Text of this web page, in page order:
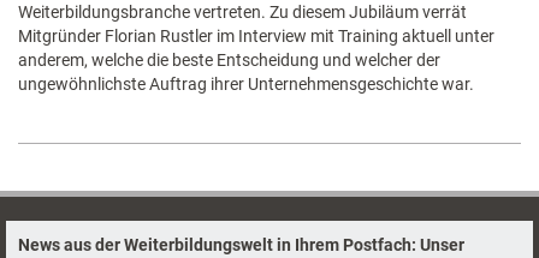
Weiterbildungsbranche vertreten. Zu diesem Jubiläum verrät
Mitgründer Florian Rustler im Interview mit Training aktuell unter
anderem, welche die beste Entscheidung und welcher der
ungewöhnlichste Auftrag ihrer Unternehmensgeschichte war.
News aus der Weiterbildungswelt in Ihrem Postfach: Unser